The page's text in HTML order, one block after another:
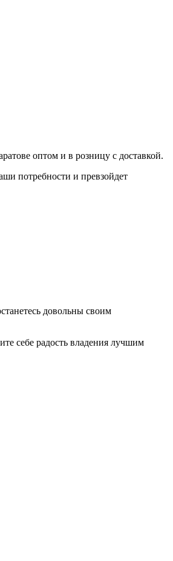
оптом и в розницу с доставкой.
потребности и превзойдет
довольны своим
себе радость владения лучшим